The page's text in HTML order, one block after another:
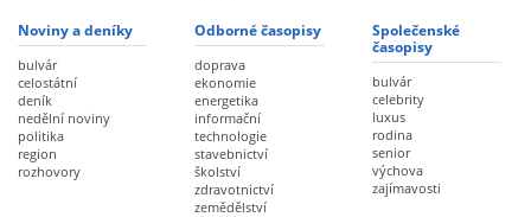
Noviny a deníky
bulvár
celostátní
deník
nedělní noviny
politika
region
rozhovory
Odborné časopisy
doprava
ekonomie
energetika
informační
technologie
stavebnictví
školství
zdravotnictví
zemědělství
Společenské
časopisy
bulvár
celebrity
luxus
rodina
senior
výchova
zajímavosti